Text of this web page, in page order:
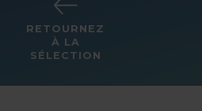
RETOURNEZ
À LA
SÉLECTION